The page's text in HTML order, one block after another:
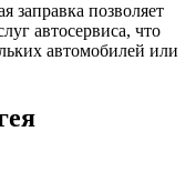
заправка позволяет
автосервиса, что
автомобилей или